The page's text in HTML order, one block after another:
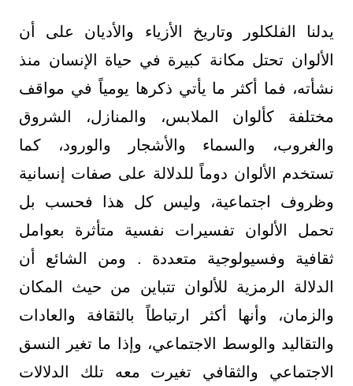
يدلنا الفلكلور وتاريخ الأزياء والأديان على أن
الألوان تحتل مكانة كبيرة في حياة الإنسان منذ
نشأته، فما أكثر ما يأتي ذكرها يومياً في مواقف
مختلفة كألوان الملابس، والمنازل، الشروق
والغروب، والسماء والأشجار والورود، كما
تستخدم الألوان دوماً للدلالة على صفات إنسانية
وظروف اجتماعية، وليس كل هذا فحسب بل
تحمل الألوان تفسيرات نفسية متأثرة بعوامل
ثقافية وفسيولوجية متعددة . ومن الشائع أن
الدلالة الرمزية للألوان تتباين من حيث المكان
والزمان، وأنها أكثر ارتباطاً بالثقافة والعادات
والتقاليد والوسط الاجتماعي، وإذا ما تغير النسق
الاجتماعي والثقافي تغيرت معه تلك الدلالات